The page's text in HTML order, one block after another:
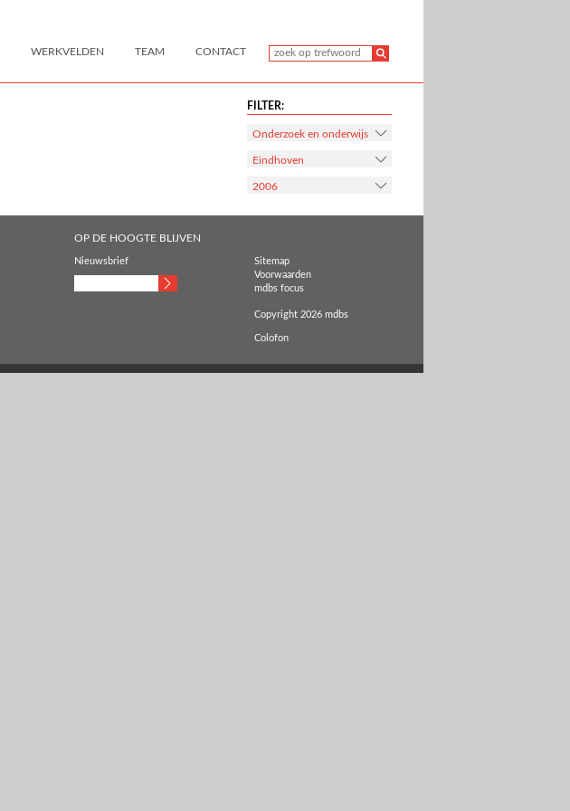
WERKVELDEN TEAM CONTACT
FILTER:
Onderzoek en onderwijs
Eindhoven
2006
OP DE HOOGTE BLIJVEN
Nieuwsbrief
Sitemap
Voorwaarden
mdbs focus
Copyright 2026 mdbs
Colofon